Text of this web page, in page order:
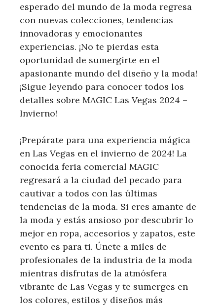
esperado del mundo de la moda regresa
con nuevas colecciones, tendencias
innovadoras y emocionantes
experiencias. ¡No te pierdas esta
oportunidad de sumergirte en el
apasionante mundo del diseño y la moda!
¡Sigue leyendo para conocer todos los
detalles sobre MAGIC Las Vegas 2024 –
Invierno!
¡Prepárate para una experiencia mágica
en Las Vegas en el invierno de 2024! La
conocida feria comercial MAGIC
regresará a la ciudad del pecado para
cautivar a todos con las últimas
tendencias de la moda. Si eres amante de
la moda y estás ansioso por descubrir lo
mejor en ropa, accesorios y zapatos, este
evento es para ti. Únete a miles de
profesionales de la industria de la moda
mientras disfrutas de la atmósfera
vibrante de Las Vegas y te sumerges en
los colores, estilos y diseños más